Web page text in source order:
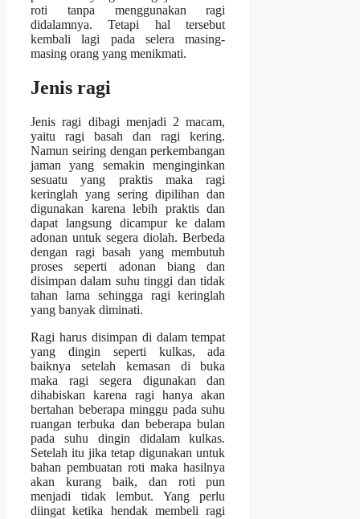
roti tanpa menggunakan ragi
didalamnya. Tetapi hal tersebut
kembali lagi pada selera masing-
masing orang yang menikmati.
Jenis ragi
Jenis ragi dibagi menjadi 2 macam,
yaitu ragi basah dan ragi kering.
Namun seiring dengan perkembangan
jaman yang semakin menginginkan
sesuatu yang praktis maka ragi
keringlah yang sering dipilihan dan
digunakan karena lebih praktis dan
dapat langsung dicampur ke dalam
adonan untuk segera diolah. Berbeda
dengan ragi basah yang membutuh
proses seperti adonan biang dan
disimpan dalam suhu tinggi dan tidak
tahan lama sehingga ragi keringlah
yang banyak diminati.
Ragi harus disimpan di dalam tempat
yang dingin seperti kulkas, ada
baiknya setelah kemasan di buka
maka ragi segera digunakan dan
dihabiskan karena ragi hanya akan
bertahan beberapa minggu pada suhu
ruangan terbuka dan beberapa bulan
pada suhu dingin didalam kulkas.
Setelah itu jika tetap digunakan untuk
bahan pembuatan roti maka hasilnya
akan kurang baik, dan roti pun
menjadi tidak lembut. Yang perlu
diingat ketika hendak membeli ragi